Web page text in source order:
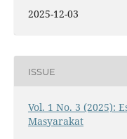
2025-12-03
ISSUE
Vol. 1 No. 3 (2025):
Masyarakat